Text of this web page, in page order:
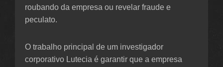
roubando da empresa ou revelar fraude e
peculato.
O trabalho principal de um investigador
corporativo Lutecia é garantir que a empresa